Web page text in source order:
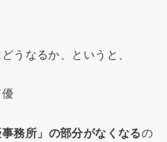
うなるか、というと、
事務所」の部分がなくなるの